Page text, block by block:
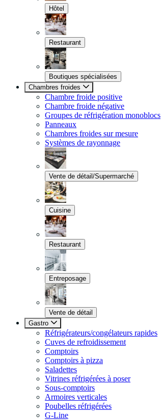
Hôtel
Restaurant
Boutiques spécialisées
Chambres froides
Chambre froide positive
Chambre froide négative
Groupes de réfrigération monoblocs
Panneaux
Chambres froides sur mesure
Systèmes de rayonnage
Vente de détail/Supermarché
Cuisine
Restaurant
Entreposage
Vente de détail
Gastro
Réfrigérateurs/congélateurs rapides
Cuves de refroidissement
Comptoirs
Comptoirs à pizza
Saladettes
Vitrines réfrigérées à poser
Sous-comptoirs
Armoires verticales
Poubelles réfrigérées
G-Line